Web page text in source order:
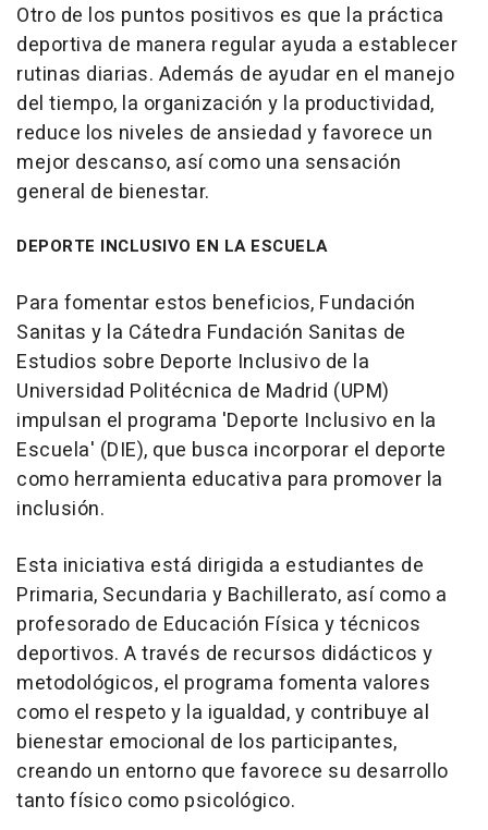
Otro de los puntos positivos es que la práctica
deportiva de manera regular ayuda a establecer
rutinas diarias. Además de ayudar en el manejo
del tiempo, la organización y la productividad,
reduce los niveles de ansiedad y favorece un
mejor descanso, así como una sensación
general de bienestar.
DEPORTE INCLUSIVO EN LA ESCUELA
Para fomentar estos beneficios, Fundación
Sanitas y la Cátedra Fundación Sanitas de
Estudios sobre Deporte Inclusivo de la
Universidad Politécnica de Madrid (UPM)
impulsan el programa 'Deporte Inclusivo en la
Escuela' (DIE), que busca incorporar el deporte
como herramienta educativa para promover la
inclusión.
Esta iniciativa está dirigida a estudiantes de
Primaria, Secundaria y Bachillerato, así como a
profesorado de Educación Física y técnicos
deportivos. A través de recursos didácticos y
metodológicos, el programa fomenta valores
como el respeto y la igualdad, y contribuye al
bienestar emocional de los participantes,
creando un entorno que favorece su desarrollo
tanto físico como psicológico.